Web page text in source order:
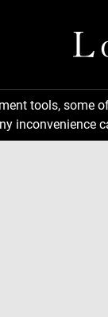
tools,
inconvenience